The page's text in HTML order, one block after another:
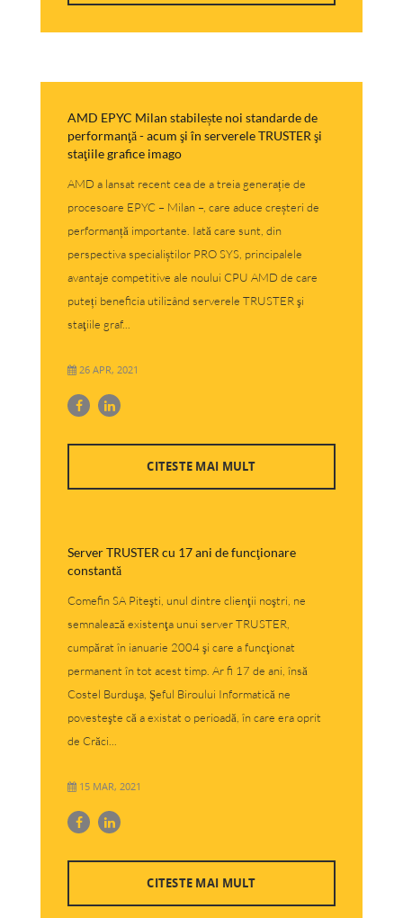
AMD EPYC Milan stabilește noi standarde de
performanţă - acum şi în serverele TRUSTER şi
staţiile grafice imago
AMD a lansat recent cea de a treia generație de
procesoare EPYC – Milan –, care aduce creșteri de
performanță importante. Iată care sunt, din
perspectiva specialiștilor PRO SYS, principalele
avantaje competitive ale noului CPU AMD de care
puteți beneficia utilizând serverele TRUSTER şi
staţiile graf...
26 APR, 2021
CITESTE MAI MULT
Server TRUSTER cu 17 ani de funcţionare
constantă
Comefin SA Piteşti, unul dintre clienţii noştri, ne
semnalează existenţa unui server TRUSTER,
cumpărat în ianuarie 2004 şi care a funcţionat
permanent în tot acest timp. Ar fi 17 de ani, însă
Costel Burduşa, Şeful Biroului Informatică ne
povesteşte că a existat o perioadă, în care era oprit
de Crăci...
15 MAR, 2021
CITESTE MAI MULT